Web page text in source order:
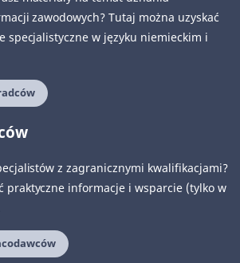
zawodowych? Tutaj można uzyskać
specjalistyczne w języku niemieckim i
z zagranicznymi kwalifikacjami?
praktyczne informacje i wsparcie (tylko w